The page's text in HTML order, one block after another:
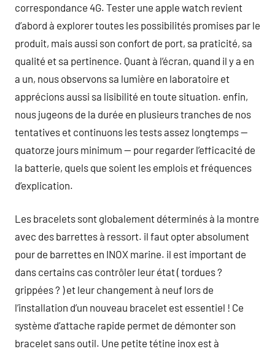
correspondance 4G. Tester une apple watch revient
d’abord à explorer toutes les possibilités promises par le
produit, mais aussi son confort de port, sa praticité, sa
qualité et sa pertinence. Quant à l’écran, quand il y a en
a un, nous observons sa lumière en laboratoire et
apprécions aussi sa lisibilité en toute situation. enfin,
nous jugeons de la durée en plusieurs tranches de nos
tentatives et continuons les tests assez longtemps —
quatorze jours minimum — pour regarder l’efficacité de
la batterie, quels que soient les emplois et fréquences
d’explication.
Les bracelets sont globalement déterminés à la montre
avec des barrettes à ressort. il faut opter absolument
pour de barrettes en INOX marine. il est important de
dans certains cas contrôler leur état ( tordues ?
grippées ? ) et leur changement à neuf lors de
l’installation d’un nouveau bracelet est essentiel ! Ce
système d’attache rapide permet de démonter son
bracelet sans outil. Une petite tétine inox est à